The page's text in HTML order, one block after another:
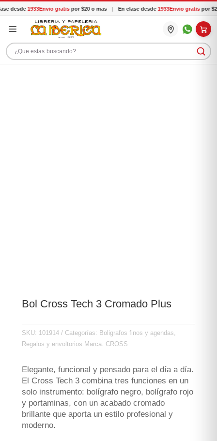
desde1933Envio gratispor $20 o mas En clase desde1933Envio gratispor
Buscar productos
Bol Cross Tech 3 Cromado Plus
SKU: 101914 Categorías: Boligrafos finos y agendas
Regalos y envoltorios Marca: CROSS
Elegante, funcional y pensado para el día a día.
El Cross Tech 3 combina tres funciones en un
solo instrumento: bolígrafo negro, bolígrafo rojo
y portaminas, con un acabado cromado
brillante que aporta un estilo profesional y
moderno.